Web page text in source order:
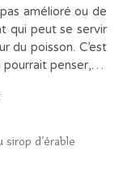
amélioré ou de
qui peut se servir
du poisson. C’est
pourrait penser,…